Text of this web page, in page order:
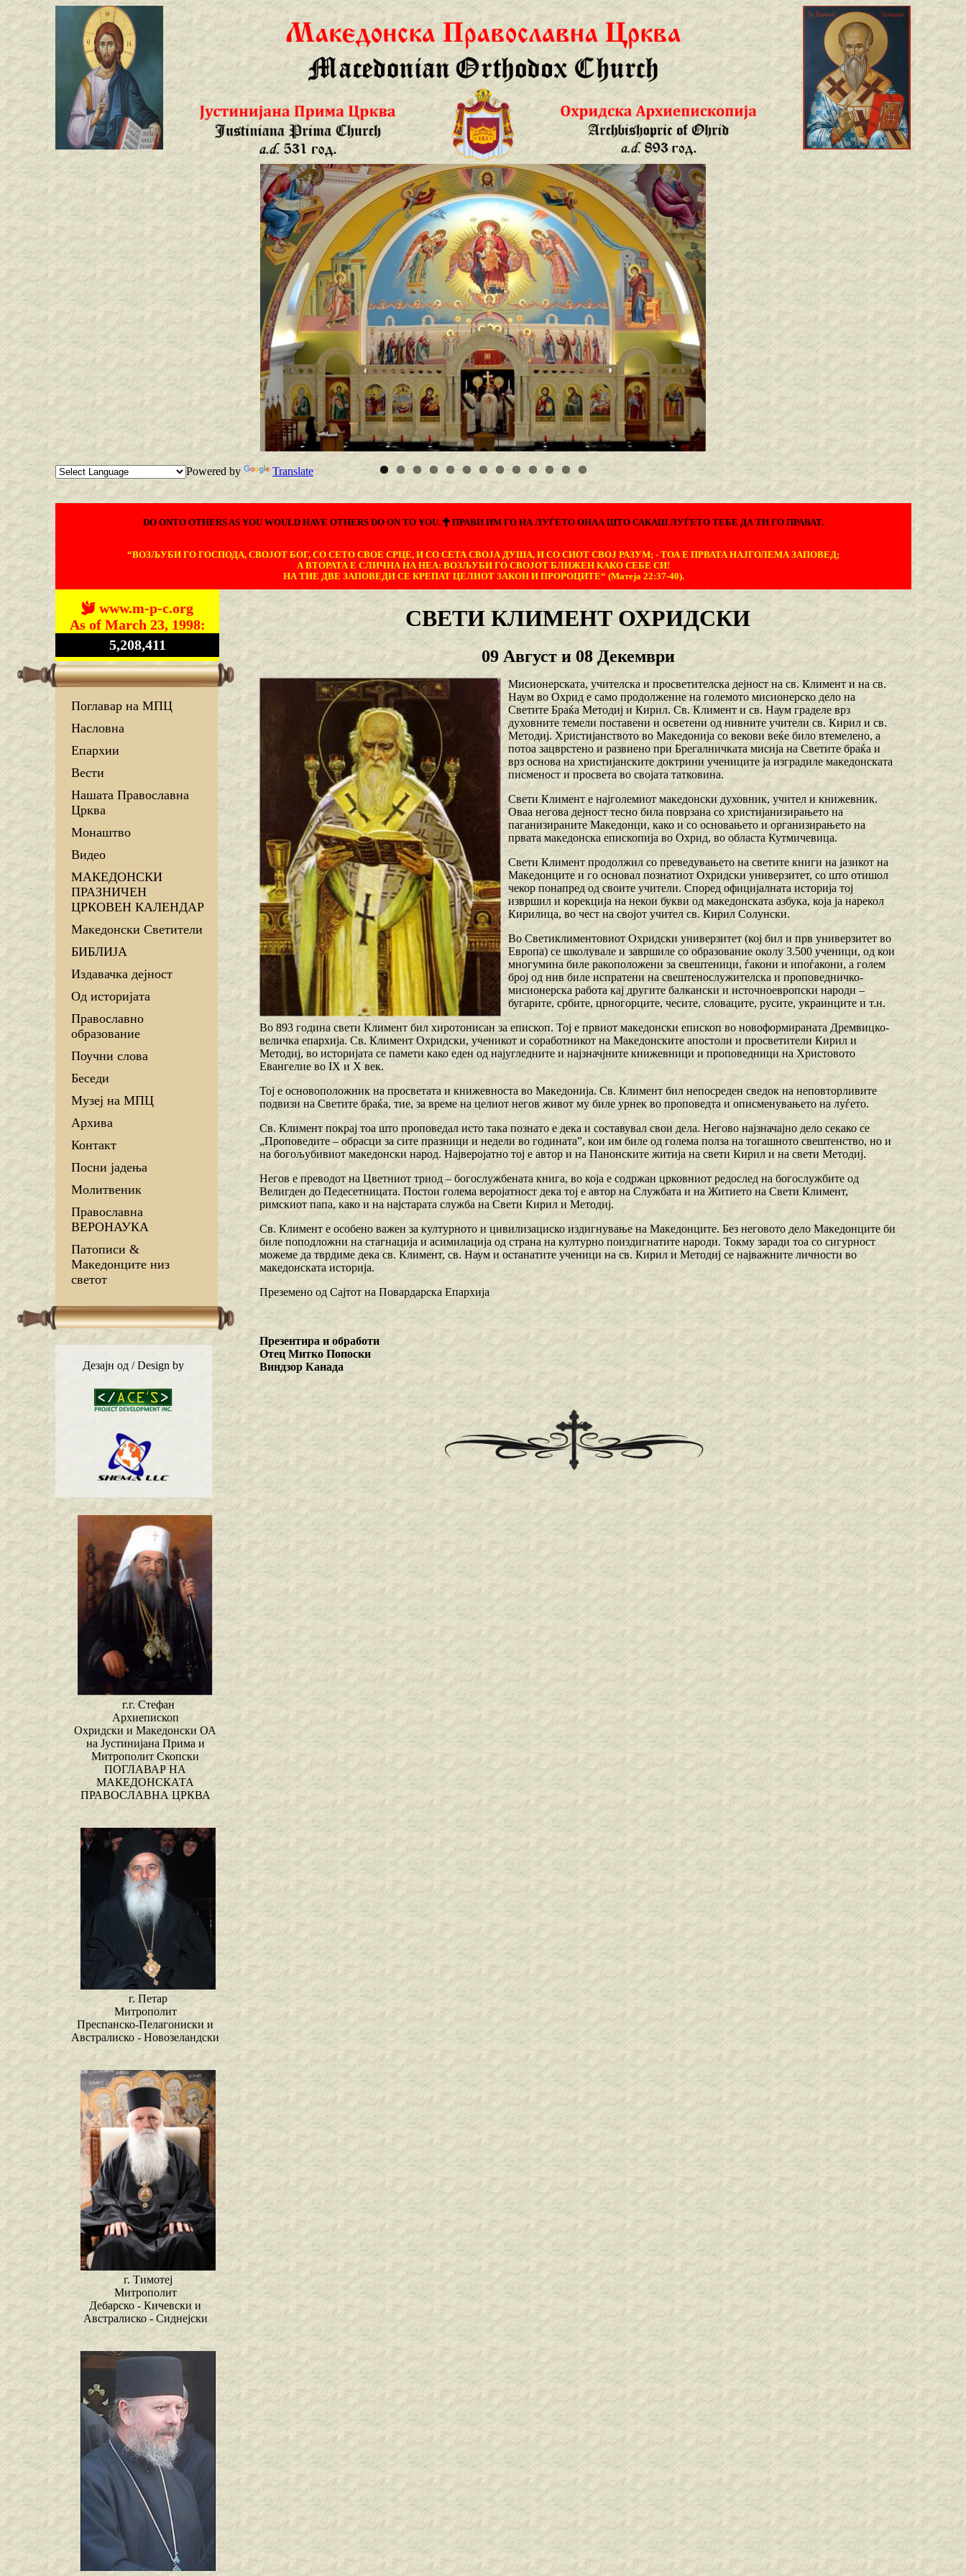
Powered by Translate
DO ONTO OTHERS AS YOU WOULD HAVE OTHERS DO ON TO YOU. ПРАВИ ИМ ГО НА ЛУЃЕТО ОНАА ШТО САКАШ ЛУЃЕТО ТЕБЕ ДА ТИ ГО ПРАВАТ.
“ВОЗЉУБИ ГО ГОСПОДА, СВОЈОТ БОГ, СО СЕТО СВОЕ СРЦЕ, И СО СЕТА СВОЈА ДУША, И СО СИОТ СВОЈ РАЗУМ; - ТОА Е ПРВАТА НАЈГОЛЕМА ЗАПОВЕД;
А ВТОРАТА Е СЛИЧНА НА НЕА: ВОЗЉУБИ ГО СВОЈОТ БЛИЖЕН КАКО СЕБЕ СИ!
НА ТИЕ ДВЕ ЗАПОВЕДИ СЕ КРЕПАТ ЦЕЛИОТ ЗАКОН И ПРОРОЦИТЕ“ (Матеја 22:37-40).
www.m-p-c.org
As of March 23, 1998:
5,208,411
Поглавар на МПЦ
Насловна
Епархии
Вести
Нашата Православна
Црква
Монаштво
Видео
МАКЕДОНСКИ
ПРАЗНИЧЕН
ЦРКОВЕН КАЛЕНДАР
Македонски Светители
БИБЛИЈА
Издавачка дејност
Од историјата
Православно
образование
Поучни слова
Беседи
Музеј на МПЦ
Архива
Контакт
Посни јадења
Молитвеник
Православна
ВЕРОНАУКА
Патописи &
Македонците низ
светот
Дезајн од / Design by
г.г. Стефан
Архиепископ
Охридски и Македонски ОА
на Јустинијана Прима и
Митрополит Скопски
ПОГЛАВАР НА
МАКЕДОНСКАТА
ПРАВОСЛАВНА ЦРКВА
г. Петар
Митрополит
Преспанско-Пелагониски и
Австралиско - Новозеландски
г. Тимотеј
Митрополит
Дебарско - Кичевски и
Австралиско - Сиднејски
СВЕТИ КЛИМЕНТ ОХРИДСКИ
09 Август и 08 Декември
Мисионерската, учителска и просветителска дејност на св. Климент и на св.
Наум во Охрид е само продолжение на големото мисионерско дело на
Светите Браќа Методиј и Кирил. Св. Климент и св. Наум граделе врз
духовните темели поставени и осветени од нивните учители св. Кирил и св.
Методиј. Христијанството во Македонија со векови веќе било втемелено, а
потоа зацврстено и развиено при Брегалничката мисија на Светите браќа и
врз основа на христијанските доктрини учениците ја изградиле македонската
писменост и просвета во својата татковина.
Свети Климент е најголемиот македонски духовник, учител и книжевник.
Оваа негова дејност тесно била поврзана со христијанизирањето на
паганизираните Македонци, како и со основањето и организирањето на
првата македонска епископија во Охрид, во областа Кутмичевица.
Свети Климент продолжил со преведувањето на светите книги на јазикот на
Македонците и го основал познатиот Охридски универзитет, со што отишол
чекор понапред од своите учители. Според официјалната историја тој
извршил и корекција на некои букви од македонската азбука, која ја нарекол
Кирилица, во чест на својот учител св. Кирил Солунски.
Во Светиклиментовиот Охридски универзитет (кој бил и прв универзитет во
Европа) се школувале и завршиле со образование околу 3.500 ученици, од кои
многумина биле ракоположени за свештеници, ѓакони и ипоѓакони, а голем
број од нив биле испратени на свештенослужителска и проповедничко-
мисионерска работа кај другите балкански и источноевропски народи –
бугарите, србите, црногорците, чесите, словаците, русите, украинците и т.н.
Во 893 година свети Климент бил хиротонисан за епископ. Тој е првиот македонски епископ во новоформираната Дремвицко-
величка епархија. Св. Климент Охридски, ученикот и соработникот на Македонските апостоли и просветители Кирил и
Методиј, во историјата се памети како еден од најугледните и најзначјните книжевници и проповедници на Христовото
Евангелие во IX и X век.
Тој е основоположник на просветата и книжевноста во Македонија. Св. Климент бил непосреден сведок на неповторливите
подвизи на Светите браќа, тие, за време на целиот негов живот му биле урнек во проповедта и описменувањето на луѓето.
Св. Климент покрај тоа што проповедал исто така познато е дека и составувал свои дела. Негово најзначајно дело секако се
„Проповедите – обрасци за сите празници и недели во годината”, кои им биле од голема полза на тогашното свештенство, но и
на богољубивиот македонски народ. Најверојатно тој е автор и на Панонските житија на свети Кирил и на свети Методиј.
Негов е преводот на Цветниот триод – богослужбената книга, во која е содржан црковниот редослед на богослужбите од
Велигден до Педесетницата. Постои голема веројатност дека тој е автор на Службата и на Житието на Свети Климент,
римскиот папа, како и на најстарата служба на Свети Кирил и Методиј.
Св. Климент е особено важен за културното и цивилизациско издигнување на Македонците. Без неговото дело Македонците би
биле поподложни на стагнација и асимилација од страна на културно поиздигнатите народи. Токму заради тоа со сигурност
можеме да тврдиме дека св. Климент, св. Наум и останатите ученици на св. Кирил и Методиј се најважните личности во
македонската историја.
Преземено од Сајтот на Повардарска Епархија
Презентира и обработи
Отец Митко Попоски
Виндзор Канада